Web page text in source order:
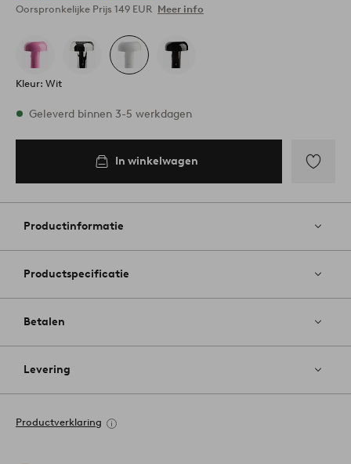
Oorspronkelijke Prijs 149 EUR Meer info
Kleur: Wit
Op voorraad
Geleverd binnen 3-5 werkdagen
In winkelwagen
aan
Productinformatie
Productspecificatie
Betalen
Levering
Productverklaring